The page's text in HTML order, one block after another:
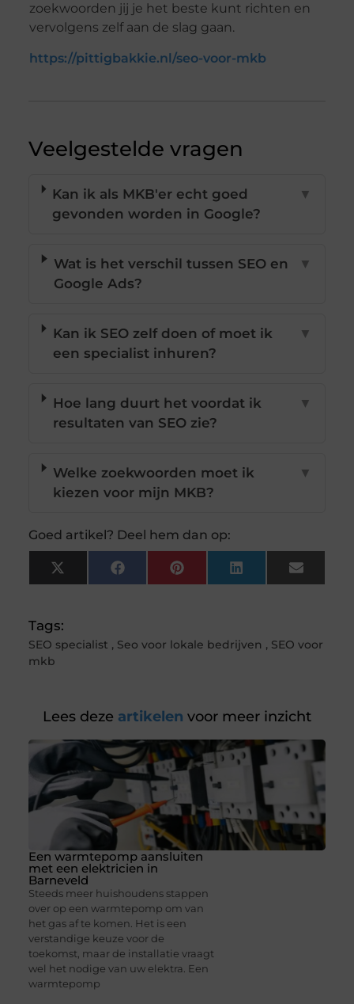
zoekwoorden jij je het beste kunt richten en
vervolgens zelf aan de slag gaan.
https://pittigbakkie.nl/seo-voor-mkb
Veelgestelde vragen
Kan ik als MKB'er echt goed
gevonden worden in Google?
▼
Wat is het verschil tussen SEO en
Google Ads?
▼
Kan ik SEO zelf doen of moet ik
een specialist inhuren?
▼
Hoe lang duurt het voordat ik
resultaten van SEO zie?
▼
Welke zoekwoorden moet ik
kiezen voor mijn MKB?
▼
Goed artikel? Deel hem dan op:
X
(Twitter)
FacebookPinterestLinkedInEmail
Tags:
SEO specialist , Seo voor lokale bedrijven , SEO voor
mkb
Lees deze artikelen voor meer inzicht
Een warmtepomp aansluiten
met een elektricien in
Barneveld
Steeds meer huishoudens stappen
over op een warmtepomp om van
het gas af te komen. Het is een
verstandige keuze voor de
toekomst, maar de installatie vraagt
wel het nodige van uw elektra. Een
warmtepomp